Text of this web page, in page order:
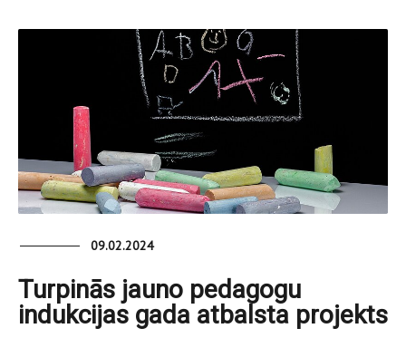
09.02.2024
Turpinās jauno pedagogu
indukcijas gada atbalsta projekts